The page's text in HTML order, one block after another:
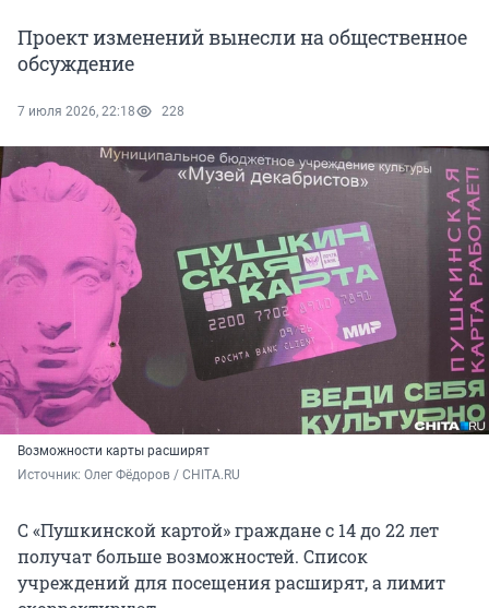
Проект изменений вынесли на общественное
обсуждение
7 июля 2026, 22:18 228
Возможности карты расширят
Источник: Олег Фёдоров / CHITA.RU
С «Пушкинской картой» граждане с 14 до 22 лет
получат больше возможностей. Список
учреждений для посещения расширят, а лимит